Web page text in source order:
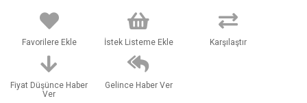
Favorilere Ekle İstek Listeme Ekle Karşılaştır
Fiyat Düşünce Haber
Ver
Gelince Haber Ver